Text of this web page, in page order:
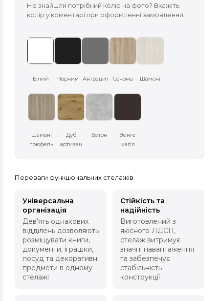
Не знайшли потрібний колір на фото? Вкажіть
колір у коментарі при оформленні замовлення.
Білий Чорний Антрацит Сонома Шамоні
Шамоні
трюфель
Дуб
артизан
Бетон
Венге
магія
Переваги функціональних стелажів
Універсальна
організація
Дев'ять однакових
відділень дозволяють
розміщувати книги,
документи, іграшки,
посуд та декоративні
предмети в одному
стелажі
Стійкість та
надійність
Виготовлений з
якісного ЛДСП,
стелаж витримує
значні навантаження
та забезпечує
стабільність
конструкції